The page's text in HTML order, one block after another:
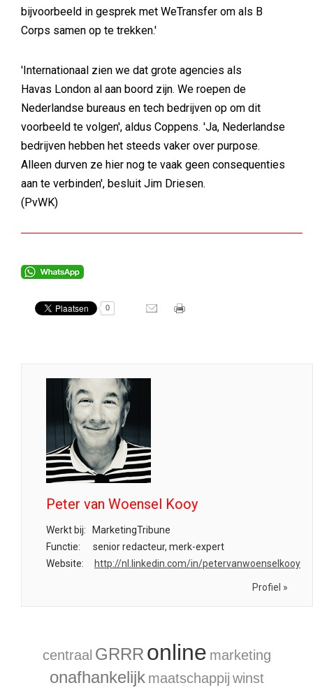
bijvoorbeeld in gesprek met WeTransfer om als B
Corps samen op te trekken.'
'Internationaal zien we dat grote agencies als
Havas London al aan boord zijn. We roepen de
Nederlandse bureaus en tech bedrijven op om dit
voorbeeld te volgen', aldus Coppens. 'Ja, Nederlandse
bedrijven hebben het steeds vaker over purpose.
Alleen durven ze hier nog te vaak geen consequenties
aan te verbinden', besluit Jim Driesen.
(PvWK)
0
Peter van Woensel Kooy
Werkt bij:
MarketingTribune
Functie:
senior redacteur, merk-expert
Website:
http://nl.linkedin.com/in/petervanwoenselkooy
Profiel »
centraal GRRR online marketing
onafhankelijk maatschappij winst